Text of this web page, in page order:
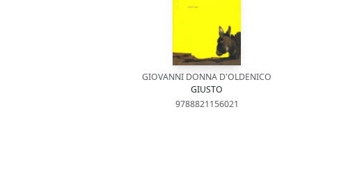
GIOVANNI DONNA D'OLDENICO
GIUSTO
9788821156021